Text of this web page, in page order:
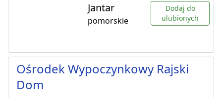
Jantar
pomorskie
Dodaj do
ulubionych
Ośrodek Wypoczynkowy Rajski
Dom